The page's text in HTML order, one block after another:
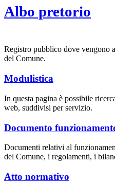
Albo pretorio
Registro pubblico dove vengono
del Comune.
Modulistica
In questa pagina è possibile
web, suddivisi per servizio.
Documento
Documenti relativi al
del Comune, i regolamenti, i
Atto normativo